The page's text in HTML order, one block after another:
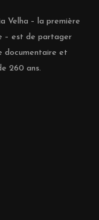
Velha – la première
– est de partager
documentaire et
260 ans.